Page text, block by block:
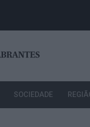
SOCIEDADE